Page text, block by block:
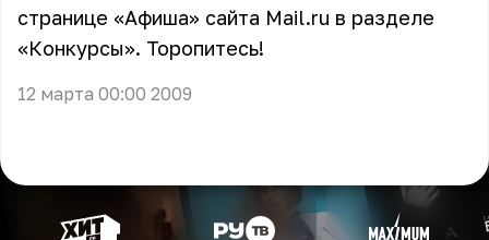
странице «Афиша» сайта Mail.ru в разделе
«Конкурсы». Торопитесь!
12 марта 00:00 2009